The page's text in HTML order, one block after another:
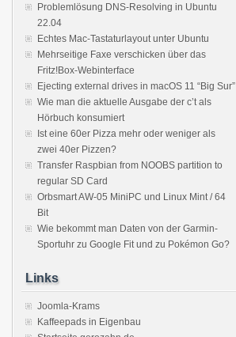
Problemlösung DNS-Resolving in Ubuntu
22.04
Echtes Mac-Tastaturlayout unter Ubuntu
Mehrseitige Faxe verschicken über das
Fritz!Box-Webinterface
Ejecting external drives in macOS 11 “Big Sur”
Wie man die aktuelle Ausgabe der c’t als
Hörbuch konsumiert
Ist eine 60er Pizza mehr oder weniger als
zwei 40er Pizzen?
Transfer Raspbian from NOOBS partition to
regular SD Card
Orbsmart AW-05 MiniPC und Linux Mint / 64
Bit
Wie bekommt man Daten von der Garmin-
Sportuhr zu Google Fit und zu Pokémon Go?
Links
Joomla-Krams
Kaffeepads in Eigenbau